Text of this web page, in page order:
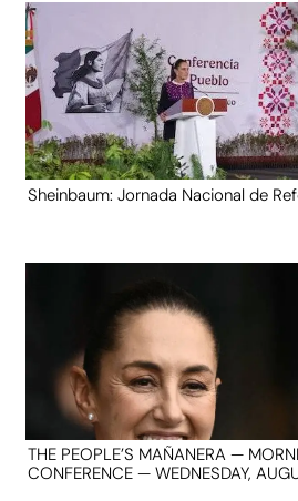
Sheinbaum: Jornada Nacional de
THE PEOPLE’S MAÑANERA —
CONFERENCE — WEDNESDAY,